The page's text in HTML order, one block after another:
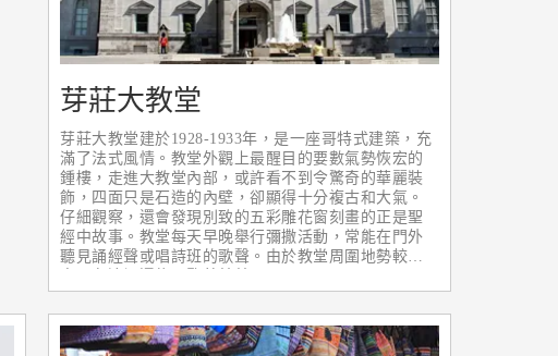
芽莊大教堂
芽莊大教堂建於1928-1933年，是一座哥特式建築，充
滿了法式風情。教堂外觀上最醒目的要數氣勢恢宏的
鍾樓，走進大教堂內部，或許看不到令驚奇的華麗裝
飾，四面只是石造的內壁，卻顯得十分複古和大氣。
仔細觀察，還會發現別致的五彩雕花窗刻畫的正是聖
經中故事。教堂每天早晚舉行彌撒活動，常能在門外
聽見誦經聲或唱詩班的歌聲。由於教堂周圍地勢較